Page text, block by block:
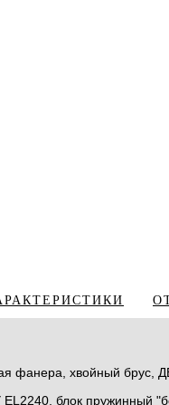
фанера, хвойный брус,
блок пружинный